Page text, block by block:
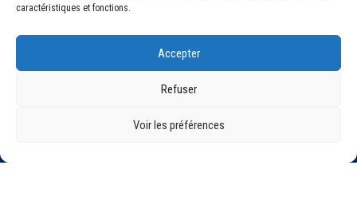
caractéristiques et fonctions.
Accepter
Refuser
Voir les préférences
accueil@asm-omnisports.com